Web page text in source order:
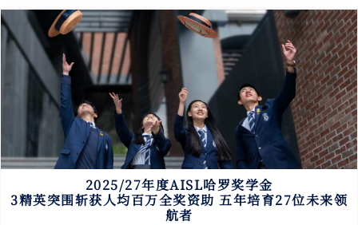
2025/27年度AISL哈罗奖学金
3精英突围斩获人均百万全奖资助 五年培育27位未来领
航者